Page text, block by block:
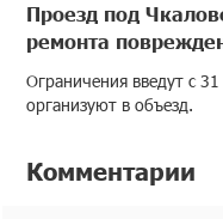
Проезд под
ремонта
Ограничения введут с
организуют в объезд.
Комментарии